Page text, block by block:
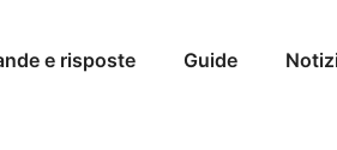
e risposte Guide